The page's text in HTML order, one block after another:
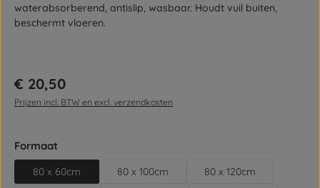
waterabsorberend, antislip, wasbaar. Houdt vuil buiten,
beschermt vloeren.
Normale prijs:
€ 20,50
Prijzen incl. BTW en excl. verzendkosten
Selecteer
Formaat
80 x 60cm 80 x 100cm
80 x 120cm